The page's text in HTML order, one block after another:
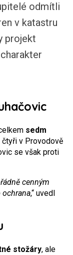
odmítli
v katastru
projekt
sedm
čtyři v Provodově
se však proti
cenným
,“ uvedl
stožáry, ale